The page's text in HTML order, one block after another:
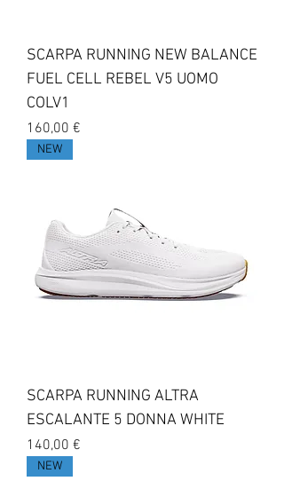
SCARPA RUNNING NEW BALANCE
FUEL CELL REBEL V5 UOMO
COLV1
Prezzo
160,00 €
NEW
SCARPA RUNNING ALTRA
ESCALANTE 5 DONNA WHITE
Prezzo
140,00 €
NEW